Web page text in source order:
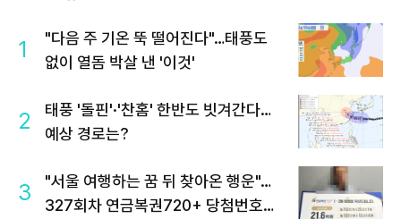
1
"다음 주 기온 뚝 떨어진다"…태풍도
없이 열돔 박살 낸 '이것'
2
태풍 '돌핀'·'찬홈' 한반도 빗겨간다…
예상 경로는?
3
"서울 여행하는 꿈 뒤 찾아온 행운"…
327회차 연금복권720+ 당첨번호조